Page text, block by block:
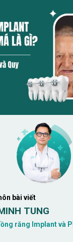
bài viết
TUNG
răng Implant và